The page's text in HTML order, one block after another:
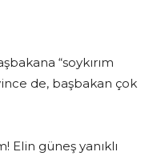
“soykırım
de, başbakan çok
güneş yanıklı